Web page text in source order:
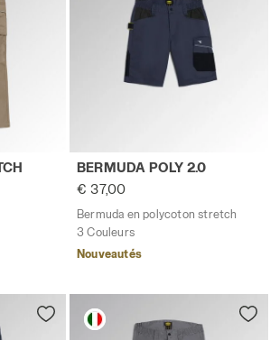
STAFF STRETCH CARGO 2.0
Bermuda en polycoton
BERMUDA POLY 2.0
€ 37,00
Bermuda en polycoton stretch
3 Couleurs
Nouveautés